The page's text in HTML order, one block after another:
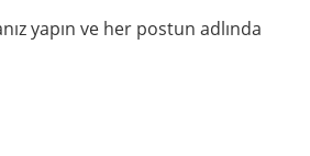
yapın ve her postun adlında